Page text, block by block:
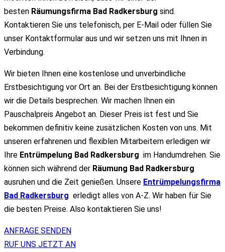
besten Räumungsfirma Bad Radkersburg sind.
Kontaktieren Sie uns telefonisch, per E-Mail oder füllen Sie
unser Kontaktformular aus und wir setzen uns mit Ihnen in
Verbindung.
Wir bieten Ihnen eine kostenlose und unverbindliche
Erstbesichtigung vor Ort an. Bei der Erstbesichtigung können
wir die Details besprechen. Wir machen Ihnen ein
Pauschalpreis Angebot an. Dieser Preis ist fest und Sie
bekommen definitiv keine zusätzlichen Kosten von uns. Mit
unseren erfahrenen und flexiblen Mitarbeitern erledigen wir
Ihre Entrümpelung Bad Radkersburg im Handumdrehen. Sie
können sich während der Räumung Bad Radkersburg
ausruhen und die Zeit genießen. Unsere Entrümpelungsfirma
Bad Radkersburg erledigt alles von A-Z. Wir haben für Sie
die besten Preise. Also kontaktieren Sie uns!
ANFRAGE SENDEN
RUF UNS JETZT AN